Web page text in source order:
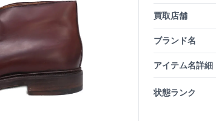
買取店舗
ブランド名
アイテム名詳細
状態ランク